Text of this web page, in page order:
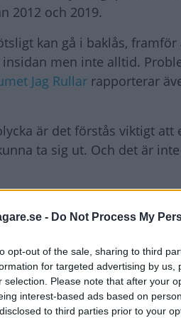
- Do Not Process My
opt-out of the sale, sharing to third
for targeted advertising by
selection. Please note that after your
interest-based ads based on
to third parties prior to your
2012 och 2019.
kan gå i baklås,
men inte alltid.
Jag Rullar rapporterar
är det förstås viktigt
ta sig ut. Och det är
går att öppna från
inte går